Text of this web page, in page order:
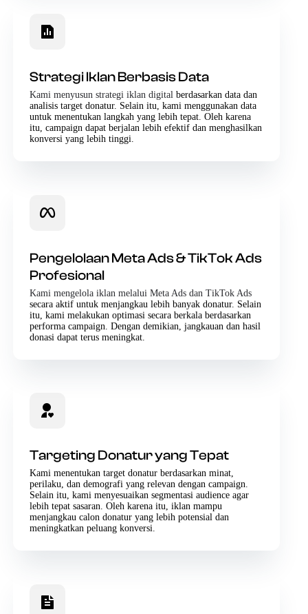
Strategi Iklan Berbasis Data
Kami menyusun strategi iklan digital berdasarkan data dan
analisis target donatur. Selain itu, kami menggunakan data
untuk menentukan langkah yang lebih tepat. Oleh karena
itu, campaign dapat berjalan lebih efektif dan menghasilkan
konversi yang lebih tinggi.
Pengelolaan Meta Ads & TikTok Ads
Profesional
Kami mengelola iklan melalui Meta Ads dan TikTok Ads
secara aktif untuk menjangkau lebih banyak donatur. Selain
itu, kami melakukan optimasi secara berkala berdasarkan
performa campaign. Dengan demikian, jangkauan dan hasil
donasi dapat terus meningkat.
Targeting Donatur yang Tepat
Kami menentukan target donatur berdasarkan minat,
perilaku, dan demografi yang relevan dengan campaign.
Selain itu, kami menyesuaikan segmentasi audience agar
lebih tepat sasaran. Oleh karena itu, iklan mampu
menjangkau calon donatur yang lebih potensial dan
meningkatkan peluang konversi.